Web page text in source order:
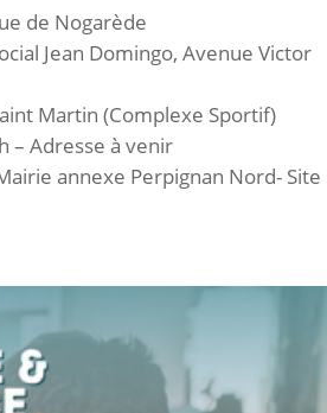
de Nogarède
Jean Domingo, Avenue Victor
Martin (Complexe Sportif)
– Adresse à venir
annexe Perpignan Nord- Site